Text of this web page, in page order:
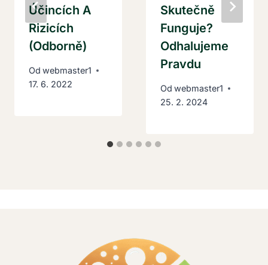
Účincích A
Rizicích
(Odborně)
Od webmaster1
17. 6. 2022
Skutečně
Funguje?
Odhalujeme
Pravdu
Od webmaster1
25. 2. 2024